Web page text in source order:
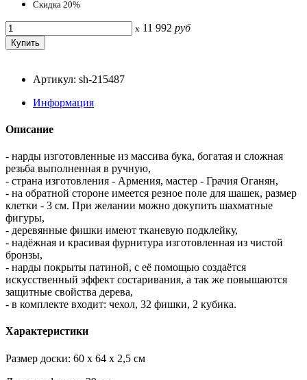
Скидка 20%
x 11 992 руб
Артикул: sh-215487
Информация
Описание
- нарды изготовленные из массива бука, богатая и сложная
резьба выполненная в ручную,
- страна изготовления - Армения, мастер - Грачия Оганян,
- на обратной стороне имеется резное поле для шашек, размер
клетки - 3 см. При желании можно докупить шахматные
фигуры,
- деревянные фишки имеют тканевую подклейку,
- надёжная и красивая фурнитура изготовленная из чистой
бронзы,
- нарды покрыты патиной, с её помощью создаётся
искусственный эффект состаривания, а так же повышаются
защитные свойства дерева,
- в комплекте входит: чехол, 32 фишки, 2 кубика.
Характеристики
Размер доски: 60 x 64 x 2,5 см